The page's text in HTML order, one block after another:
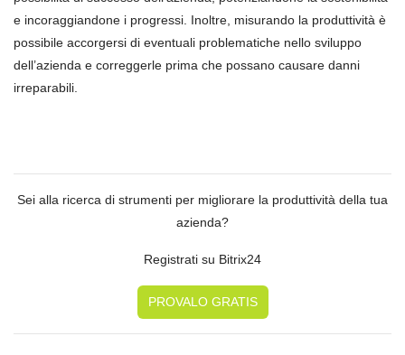
e incoraggiandone i progressi. Inoltre, misurando la produttività è
possibile accorgersi di eventuali problematiche nello sviluppo
dell’azienda e correggerle prima che possano causare danni
irreparabili.
Sei alla ricerca di strumenti per migliorare la produttività della tua
azienda?
Registrati su Bitrix24
PROVALO GRATIS